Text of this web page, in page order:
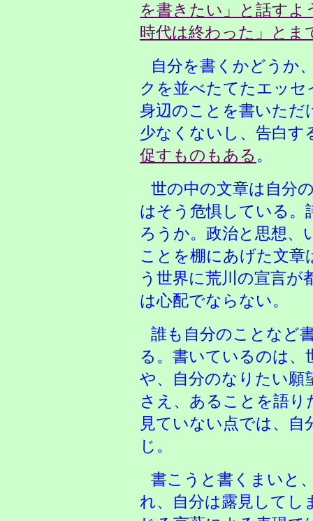
を書きたい」と話すよ
時代は終わった」とま
自分を書くかどうか
クを並べたてたエッ
身辺のことを書いただ
少なくないし、告白す
促すものもある 。
世の中の文章は自分
はそう危惧している。
ろうか。政治と思想、
ことを棚にあげた文
う世界に荒川の宣言が
は心配でならない。
誰も自分のことなど
る。書いているのは
や、自分のなりたい願
さえ、あることを語
見ていない点では、
じ。
書こうと書くまいと
れ、自分は露見してし